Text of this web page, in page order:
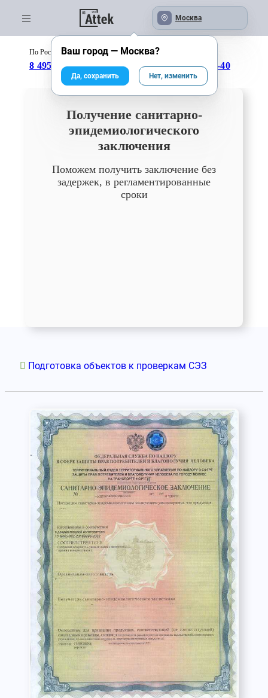
Москва
По России бесплатно:
8 495 246-04-43 8 800 333-25-40
Получение санитарно-
эпидемиологического
заключения
Поможем получить заключение без
задержек, в регламентированные
сроки
Подготовка объектов к проверкам СЭЗ
Ваш город — Москва?
Да, сохранить Нет, изменить